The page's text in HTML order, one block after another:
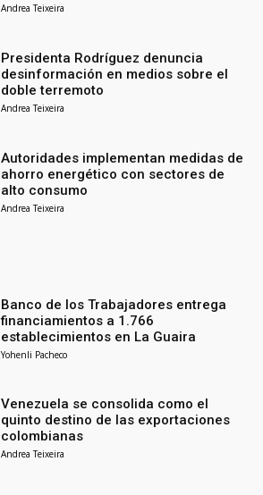
Andrea Teixeira
Presidenta Rodríguez denuncia
desinformación en medios sobre el
doble terremoto
Andrea Teixeira
Autoridades implementan medidas de
ahorro energético con sectores de
alto consumo
Andrea Teixeira
Banco de los Trabajadores entrega
financiamientos a 1.766
establecimientos en La Guaira
Yohenli Pacheco
Venezuela se consolida como el
quinto destino de las exportaciones
colombianas
Andrea Teixeira